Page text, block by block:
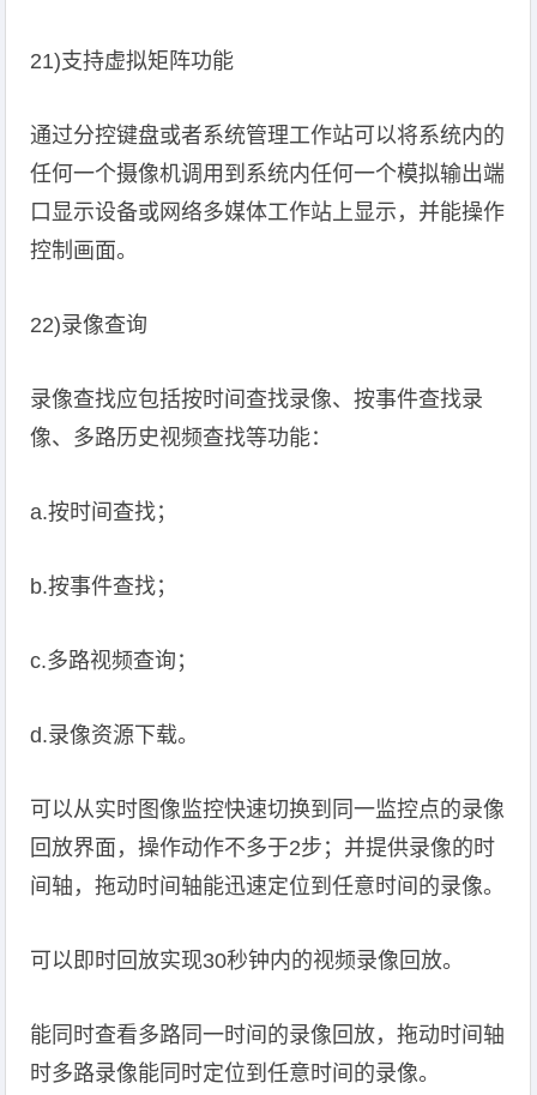
21)支持虚拟矩阵功能
通过分控键盘或者系统管理工作站可以将系统内的
任何一个摄像机调用到系统内任何一个模拟输出端
口显示设备或网络多媒体工作站上显示，并能操作
控制画面。
22)录像查询
录像查找应包括按时间查找录像、按事件查找录
像、多路历史视频查找等功能：
a.按时间查找；
b.按事件查找；
c.多路视频查询；
d.录像资源下载。
可以从实时图像监控快速切换到同一监控点的录像
回放界面，操作动作不多于2步；并提供录像的时
间轴，拖动时间轴能迅速定位到任意时间的录像。
可以即时回放实现30秒钟内的视频录像回放。
能同时查看多路同一时间的录像回放，拖动时间轴
时多路录像能同时定位到任意时间的录像。